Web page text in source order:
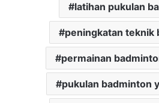
latihan pukulan
peningkatan teknik
permainan
pukulan badminton